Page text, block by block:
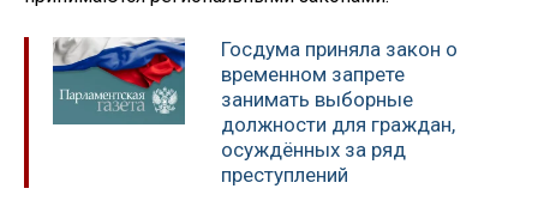
Госдума приняла закон о
временном запрете
занимать выборные
должности для граждан,
осуждённых за ряд
преступлений